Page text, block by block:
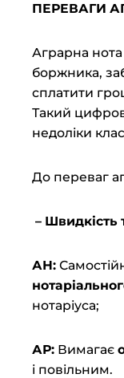
ПЕРЕВАГИ А
Аграрна
боржника,
сплатити
Такий
недоліки
До переваг
– Швидкість
АН:
нотаріуса;
АР: Вимагає
і повільним.